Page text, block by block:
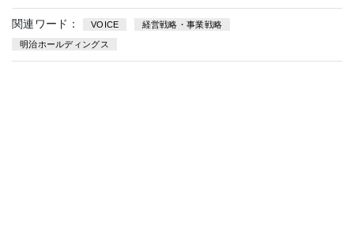
関連ワード： VOICE 経営戦略・事業戦略
明治ホールディングス